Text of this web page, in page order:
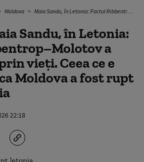
Moldova Maia Sandu, în Letonia: Pactul Ribbentrop–Molotov a trasat linii prin vieţi. Ceea ce e azi Republica Moldova a fost rupt din România
Sandu, în Letonia:
a
vieţi. Ceea ce e
Moldova a fost rupt
22:18